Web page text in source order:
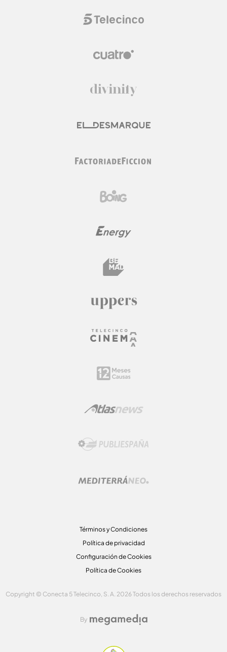
Términos y Condiciones
Política de privacidad
Configuración de Cookies
Política de Cookies
Copyright © Conecta 5 Telecinco, S. A. 2026 Todos los derechos reservados
By